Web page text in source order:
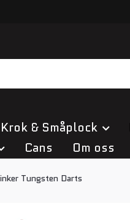
Krok & Småplock
Cans Om oss
Tungsten Darts